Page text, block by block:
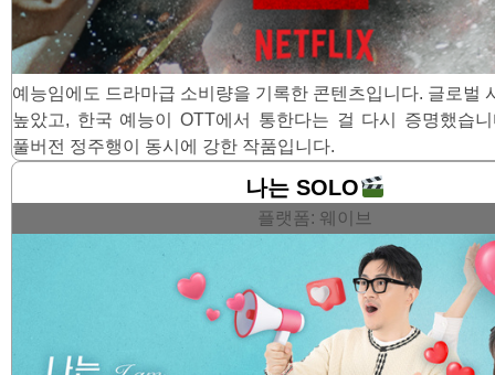
예능임에도 드라마급 소비량을 기록한 콘텐츠입니다. 글로벌
높았고, 한국 예능이 OTT에서 통한다는 걸 다시 증명했습
풀버전 정주행이 동시에 강한 작품입니다.
나는 SOLO
플랫폼: 웨이브